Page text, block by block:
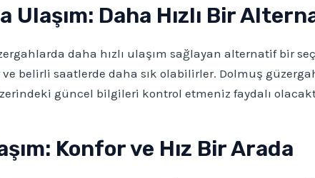
Ulaşım: Daha Hızlı Bir
daha hızlı ulaşım sağlayan alternatif bir
ve belirli saatlerde daha sık olabilirler. Dolmuş
güncel bilgileri kontrol etmeniz faydalı
Konfor ve Hız Bir Arada